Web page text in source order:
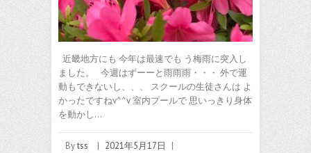
近畿地方にも 今年は最速でも う梅雨に突入し
ました。 今週はずーーと雨雨雨・・・ 外で運
動もできないし、、、 スクールの生徒さんは よ
かったですねv^^v 室内プールで 思いっきり身体
を動かし…
Bytss | 2021年5月17日
|